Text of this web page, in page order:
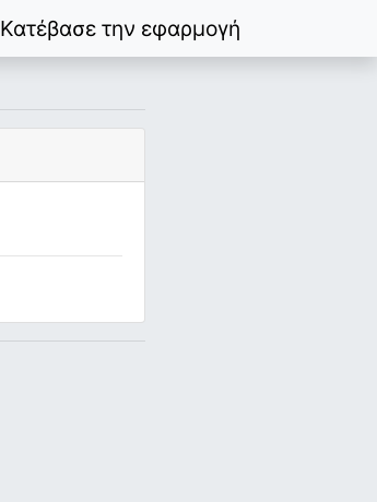
Κατέβασε την εφαρμογή